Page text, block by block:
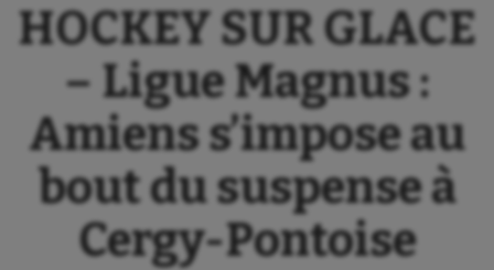
HOCKEY SUR GLACE
– Ligue Magnus :
Amiens s’impose au
bout du suspense à
Cergy-Pontoise